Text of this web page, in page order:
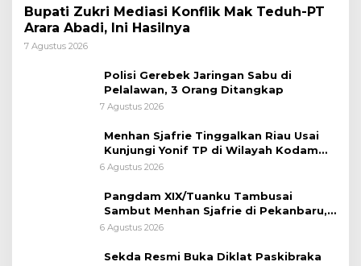
Bupati Zukri Mediasi Konflik Mak Teduh-PT
Arara Abadi, Ini Hasilnya
7 Agustus 2026
Polisi Gerebek Jaringan Sabu di
Pelalawan, 3 Orang Ditangkap
7 Agustus 2026
Menhan Sjafrie Tinggalkan Riau Usai
Kunjungi Yonif TP di Wilayah Kodam
XIX/Tuanku Tambusai
6 Agustus 2026
Pangdam XIX/Tuanku Tambusai
Sambut Menhan Sjafrie di Pekanbaru,
Ada Agenda Penting
6 Agustus 2026
Sekda Resmi Buka Diklat Paskibraka